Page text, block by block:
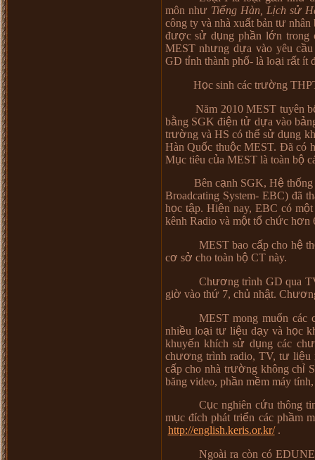
môn nhưTiếng Hàn, Lịch sửH
công ty và nhà xuất bản tư nhân
được sử dụng phần lớn trong
MEST nhưng dựa vào yêu cầ
GD tỉnh thành phố- là loại rất ít
Học sinh các trường
Năm 2010 MEST tuyên b
bằng SGKđiện tử dựa vào bả
trường và HS cóthể sử dụng
Hàn Quốc thuộc MEST. Đã có h
Mục tiêu của MEST là toàn bộc
Bên cạnh SGK, Hệ thố
Broadcating System- EBC)đã th
học tập. Hiện nay, EBC cómột
kênh Radio vàmột tổchức hơn
MEST bao cấp cho hệ th
cơ sở cho toàn bộCT này.
Chương trình GD qua
giờ vào thứ7, chủ nhật. Chươ
MEST mong muốn các
nhiều loại tưliệu dạy và học
khuyến khích sử dụng các ch
chương trình radio, TV, tư liệu
cấp cho nhà trường không chỉ
băng video, phần mềm máy tí
Cục nghiên cứu thông
mục đích phát triển các phầm m
http://english.keris.or.kr/.
Ngoài ra còn có